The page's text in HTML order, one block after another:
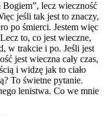
lecz wieczność
jeśli tak jest to znaczy,
po śmierci. Jestem więc
to, co jest wieczne,
w trakcie i po. Jeśli jest
jest wieczna cały czas,
i widzę jak to ciało
To świetne pytanie.
lenistwa. Co we mnie